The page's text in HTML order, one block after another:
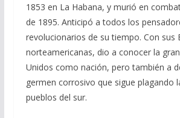
1853 en La Habana, y murió en
de 1895. Anticipó a todos los
revolucionarios de su tiempo. Con sus
norteamericanas, dio a conocer la
Unidos como nación, pero también a
germen corrosivo que sigue plagando
pueblos del sur.